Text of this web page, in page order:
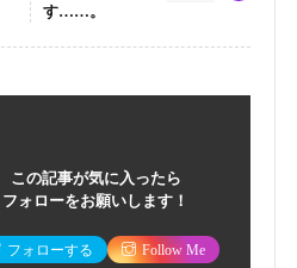
す……。
この記事が気に入ったら
フォローをお願いします！
フォローする Follow Me